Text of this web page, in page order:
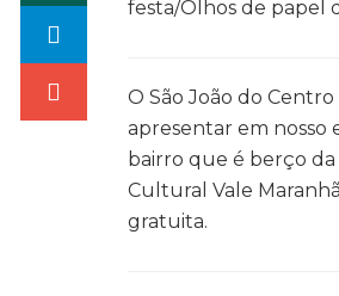
festa/Olhos de papel
O São João do
apresentar em nosso
bairro que é berço da
Cultural Vale
gratuita.